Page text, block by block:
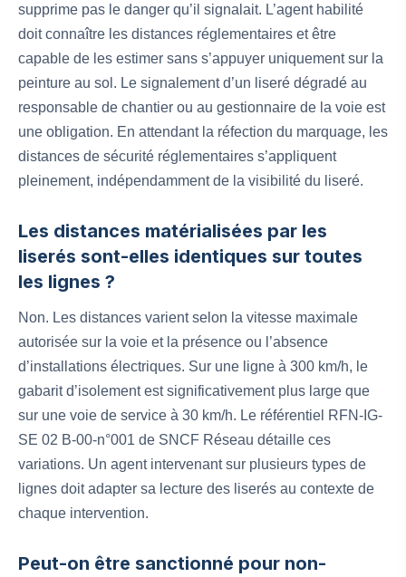
supprime pas le danger qu’il signalait. L’agent habilité
doit connaître les distances réglementaires et être
capable de les estimer sans s’appuyer uniquement sur la
peinture au sol. Le signalement d’un liseré dégradé au
responsable de chantier ou au gestionnaire de la voie est
une obligation. En attendant la réfection du marquage, les
distances de sécurité réglementaires s’appliquent
pleinement, indépendamment de la visibilité du liseré.
Les distances matérialisées par les
liserés sont-elles identiques sur toutes
les lignes ?
Non. Les distances varient selon la vitesse maximale
autorisée sur la voie et la présence ou l’absence
d’installations électriques. Sur une ligne à 300 km/h, le
gabarit d’isolement est significativement plus large que
sur une voie de service à 30 km/h. Le référentiel RFN-IG-
SE 02 B-00-n°001 de SNCF Réseau détaille ces
variations. Un agent intervenant sur plusieurs types de
lignes doit adapter sa lecture des liserés au contexte de
chaque intervention.
Peut-on être sanctionné pour non-